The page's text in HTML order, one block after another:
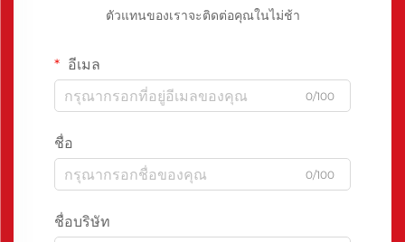
ตัวแทนของเราจะติดต่อคุณในไม่ช้า
อีเมล
0/100
ชื่อ
0/100
ชื่อบริษัท